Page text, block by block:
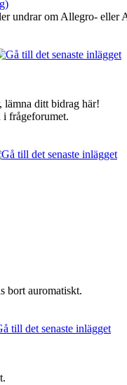
undrar om Allegro- eller
lämna ditt bidrag här!
i frågeforumet.
bort auromatiskt.